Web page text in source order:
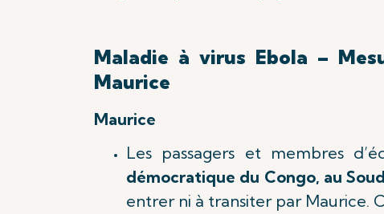
Maladie à virus Ebola –
Maurice
Maurice
Les passagers et membres
démocratique du Congo, au
entrer ni à transiter par Maurice.